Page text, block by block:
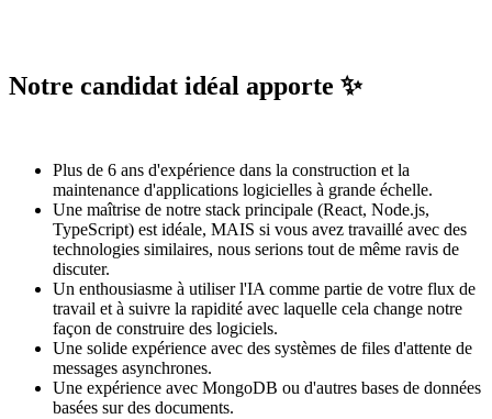
Notre candidat idéal apporte ✨
Plus de 6 ans d'expérience dans la construction et la
maintenance d'applications logicielles à grande échelle.
Une maîtrise de notre stack principale (React, Node.js,
TypeScript) est idéale, MAIS si vous avez travaillé avec des
technologies similaires, nous serions tout de même ravis de
discuter.
Un enthousiasme à utiliser l'IA comme partie de votre flux de
travail et à suivre la rapidité avec laquelle cela change notre
façon de construire des logiciels.
Une solide expérience avec des systèmes de files d'attente de
messages asynchrones.
Une expérience avec MongoDB ou d'autres bases de données
basées sur des documents.